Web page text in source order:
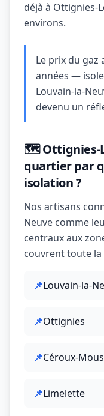
déjà à Ottignies-
environs.
Le prix du gaz
années —
Louvain-la-
devenu un
🗺️ Ottignies-
quartier par
isolation ?
Nos artisans
Neuve comme
centraux aux
couvrent toute la
📌Louvain-la-
📌Ottignies
📌Céroux-
📌Limelette